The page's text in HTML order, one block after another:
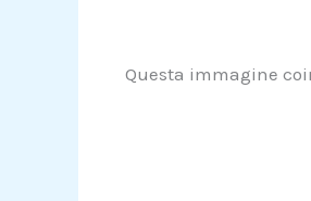
Questa immagine